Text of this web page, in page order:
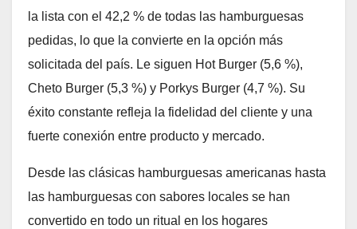
la lista con el 42,2 % de todas las hamburguesas
pedidas, lo que la convierte en la opción más
solicitada del país. Le siguen Hot Burger (5,6 %),
Cheto Burger (5,3 %) y Porkys Burger (4,7 %). Su
éxito constante refleja la fidelidad del cliente y una
fuerte conexión entre producto y mercado.
Desde las clásicas hamburguesas americanas hasta
las hamburguesas con sabores locales se han
convertido en todo un ritual en los hogares